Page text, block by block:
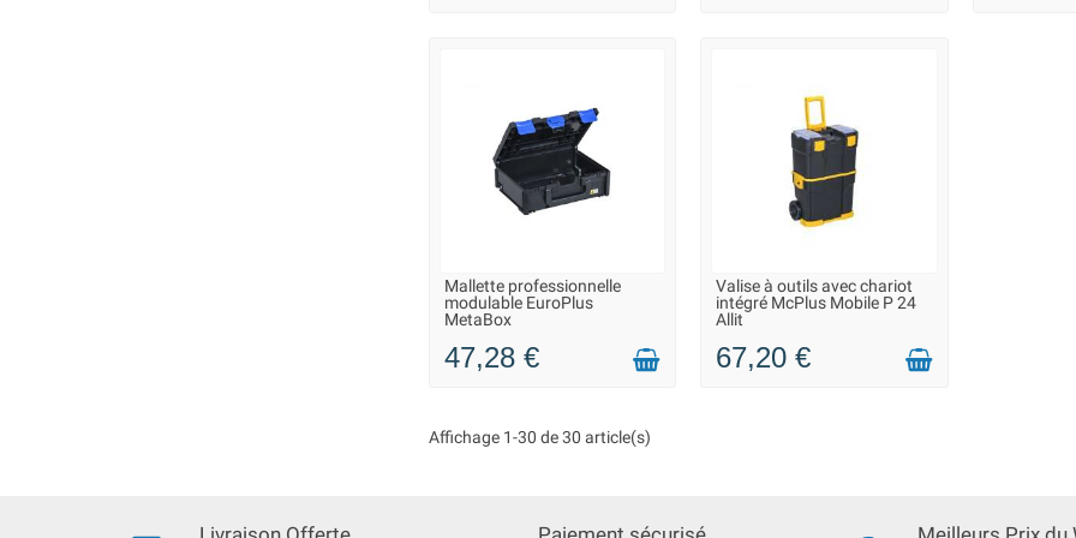
LIVRAISON 2 À 3 JOURS
Mallette professionnelle
modulable EuroPlus
MetaBox
47,28 €
LIVRAISON 2 À 3 JOURS
Valise à outils avec chariot
intégré McPlus Mobile P 24
Allit
67,20 €
Affichage 1-30 de 30 article(s)